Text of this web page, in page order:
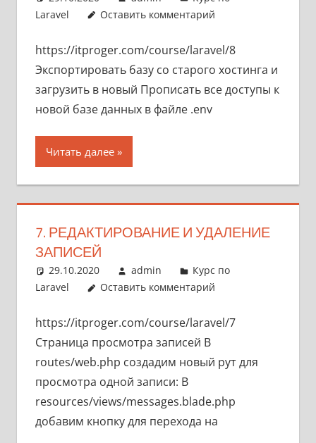
Laravel
Оставить комментарий
https://itproger.com/course/laravel/8
Экспортировать базу со старого хостинга и
загрузить в новый Прописать все доступы к
новой базе данных в файле .env
Читать далее
7. РЕДАКТИРОВАНИЕ И УДАЛЕНИЕ
ЗАПИСЕЙ
29.10.2020 admin
Курс по
Laravel
Оставить комментарий
https://itproger.com/course/laravel/7
Страница просмотра записей В
routes/web.php создадим новый рут для
просмотра одной записи: В
resources/views/messages.blade.php
добавим кнопку для перехода на